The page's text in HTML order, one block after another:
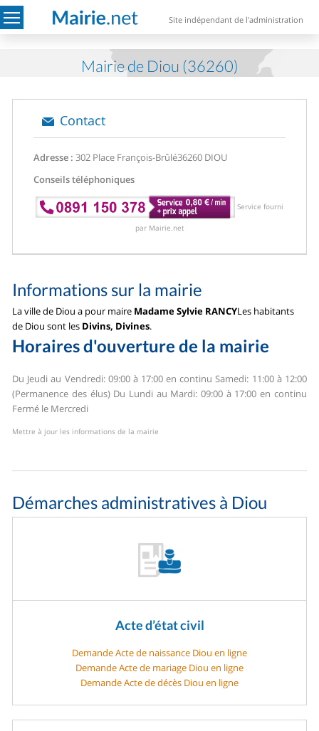
Site indépendant de l'administration
Mairie de Diou (36260)
Contact
Adresse : 302 Place François-Brûlé36260 DIOU
Conseils téléphoniques
Service fourni
par Mairie.net
Informations sur la mairie
La ville de Diou a pour maire Madame Sylvie RANCYLes habitants
de Diou sont les Divins, Divines.
Horaires d'ouverture de la mairie
Du Jeudi au Vendredi: 09:00 à 17:00 en continu Samedi: 11:00 à 12:00
(Permanence des élus)Du Lundi au Mardi: 09:00 à 17:00 en continu
Fermé le Mercredi
Mettre à jour les informations de la mairie
Démarches administratives à Diou
Acte d’état civil
Demande Acte de naissance Diou en ligne
Demande Acte de mariage Diou en ligne
Demande Acte de décès Diou en ligne